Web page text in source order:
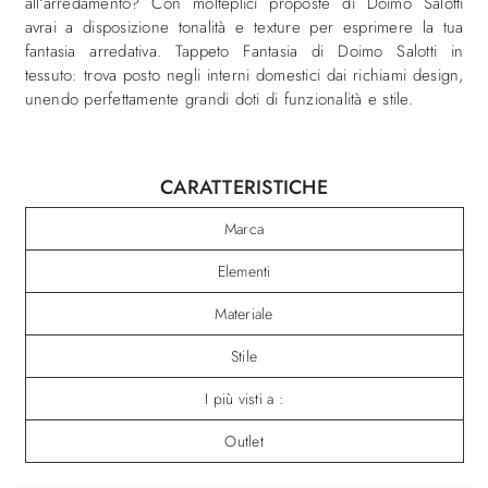
avrai a disposizione tonalità e texture per esprimere la tua
fantasia arredativa. Tappeto Fantasia di Doimo Salotti in
tessuto: trova posto negli interni domestici dai richiami design,
unendo perfettamente grandi doti di funzionalità e stile.
CARATTERISTICHE
Marca
Elementi
Materiale
Stile
I più visti a :
Outlet